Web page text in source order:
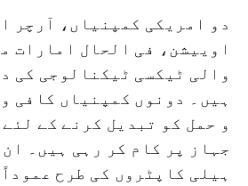
دو امریکی کمپنیاں، آرچر
اوییشن، فی الحال امارات
والی ٹیکسی ٹیکنالوجی کی
ہیں۔ دونوں کمپنیاں کافی
و حمل کو تبدیل کرنے کے
جہاز پر کام کر رہی ہیں۔
ہیلی کاپٹروں کی طرح